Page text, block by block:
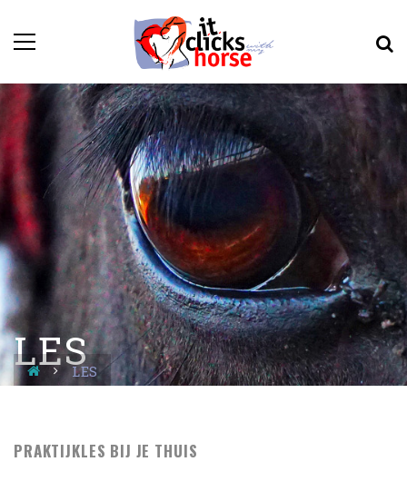
LES
LES
PRAKTIJKLES BIJ JE THUIS